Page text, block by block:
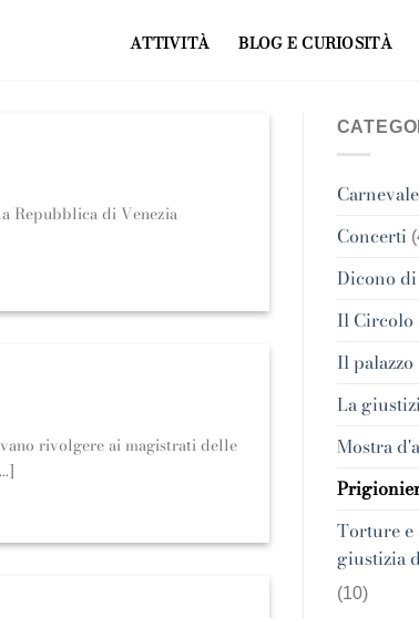
ATTIVITÀ BLOG E CURIOSITÀ
Repubblica di Venezia
rivolgere ai magistrati delle
Carnevale
Concerti
Dicono
Il Circolo
Il palazzo
La
Mostra
Torture
giustizia
(10)